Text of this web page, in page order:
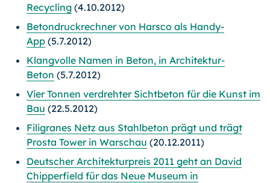
Recycling (4.10.2012)
Betondruckrechner von Harsco als Handy-
App (5.7.2012)
Klangvolle Namen in Beton, in Architektur-
Beton (5.7.2012)
Vier Tonnen verdrehter Sichtbeton für die Kunst im
Bau (22.5.2012)
Filigranes Netz aus Stahlbeton prägt und trägt
Prosta Tower in Warschau (20.12.2011)
Deutscher Architekturpreis 2011 geht an David
Chipperfield für das Neue Museum in